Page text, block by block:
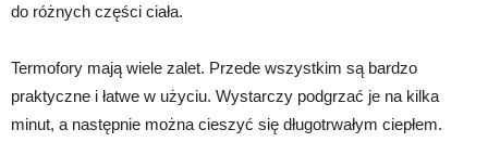
do różnych części ciała.
Termofory mają wiele zalet. Przede wszystkim są bardzo
praktyczne i łatwe w użyciu. Wystarczy podgrzać je na kilka
minut, a następnie można cieszyć się długotrwałym ciepłem.